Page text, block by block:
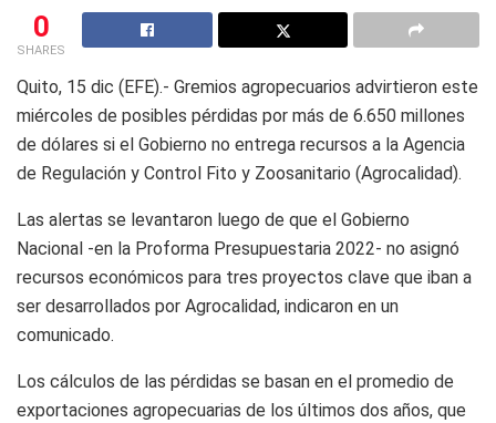
0
SHARES
Quito, 15 dic (EFE).- Gremios agropecuarios advirtieron este
miércoles de posibles pérdidas por más de 6.650 millones
de dólares si el Gobierno no entrega recursos a la Agencia
de Regulación y Control Fito y Zoosanitario (Agrocalidad).
Las alertas se levantaron luego de que el Gobierno
Nacional -en la Proforma Presupuestaria 2022- no asignó
recursos económicos para tres proyectos clave que iban a
ser desarrollados por Agrocalidad, indicaron en un
comunicado.
Los cálculos de las pérdidas se basan en el promedio de
exportaciones agropecuarias de los últimos dos años, que